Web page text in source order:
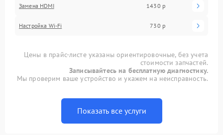
Замена HDMI 1430 р
Настройка Wi-Fi 730 р
Цены в прайс-листе указаны ориентировочные, без учета
стоимости запчастей.
Записывайтесь на бесплатную диагностику.
Мы проверим ваше устройство и укажем на неисправность.
Показать все услуги